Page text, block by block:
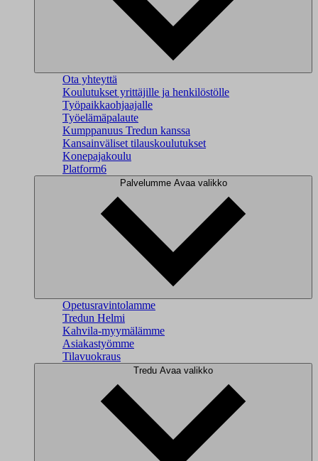
Ota yhteyttä
Koulutukset yrittäjille ja henkilöstölle
Työpaikkaohjaajalle
Työelämäpalaute
Kumppanuus Tredun kanssa
Kansainväliset tilauskoulutukset
Konepajakoulu
Platform6
Palvelumme Avaa valikko
Opetusravintolamme
Tredun Helmi
Kahvila-myymälämme
Asiakastyömme
Tilavuokraus
Tredu Avaa valikko